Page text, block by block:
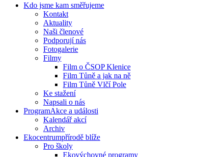
Kdo jsme kam směřujeme
Kontakt
Aktuality
Naši členové
Podporují nás
Fotogalerie
Filmy
Film o ČSOP Klenice
Film Tůně a jak na ně
Film Tůně Vlčí Pole
Ke stažení
Napsali o nás
ProgramAkce a události
Kalendář akcí
Archiv
Ekocentrumpřírodě blíže
Pro školy
Ekovýchovné programy